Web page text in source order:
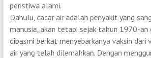
peristiwa alami.
Dahulu, cacar air adalah penyakit yang
manusia, akan tetapi sejak tahun 1970-an
dibasmi berkat menyebarkanya vaksin dari
air yang telah dilemahkan. Dengan